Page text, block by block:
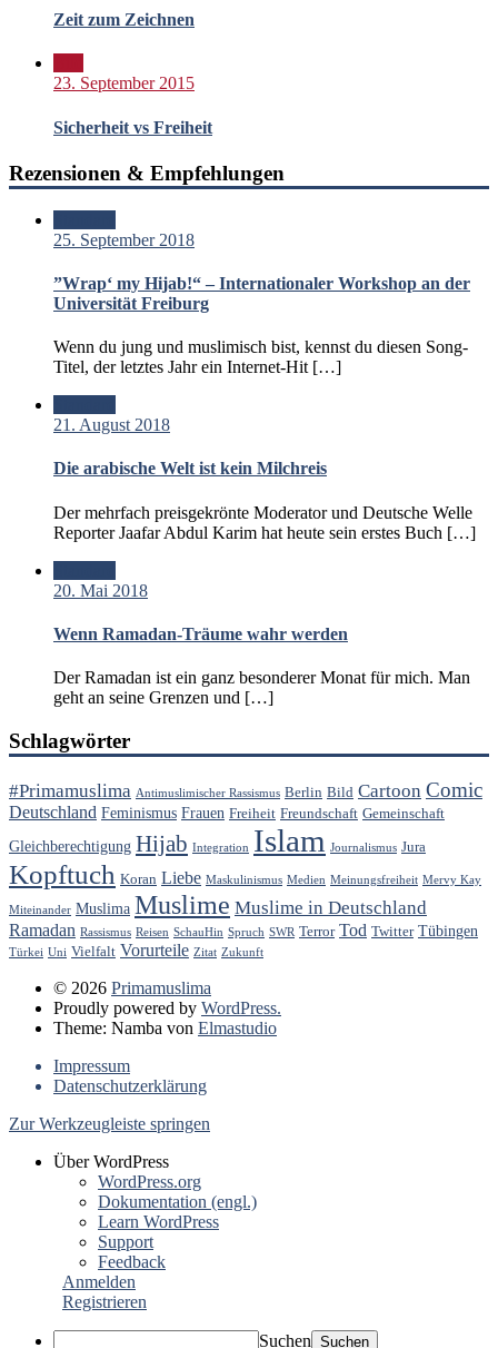
Zeit zum Zeichnen
23. September 2015
Sicherheit vs Freiheit
Rezensionen & Empfehlungen
25. September 2018
”Wrap‘ my Hijab!“ – Internationaler Workshop an der
Universität Freiburg
Wenn du jung und muslimisch bist, kennst du diesen Song-
Titel, der letztes Jahr ein Internet-Hit […]
21. August 2018
Die arabische Welt ist kein Milchreis
Der mehrfach preisgekrönte Moderator und Deutsche Welle
Reporter Jaafar Abdul Karim hat heute sein erstes Buch […]
20. Mai 2018
Wenn Ramadan-Träume wahr werden
Der Ramadan ist ein ganz besonderer Monat für mich. Man
geht an seine Grenzen und […]
Schlagwörter
#Primamuslima Antimuslimischer Rassismus Berlin Bild Cartoon Comic
Deutschland Feminismus Frauen Freiheit Freundschaft Gemeinschaft
Gleichberechtigung Hijab Integration Islam Journalismus Jura
Kopftuch Koran Liebe Maskulinismus Medien Meinungsfreiheit Mervy Kay
Miteinander Muslima Muslime Muslime in Deutschland
Ramadan Rassismus Reisen SchauHin Spruch SWR Terror Tod Twitter Tübingen
Türkei Uni Vielfalt Vorurteile Zitat Zukunft
© 2026 Primamuslima
Proudly powered by WordPress.
Theme: Namba von Elmastudio
Impressum
Datenschutzerklärung
Zur Werkzeugleiste springen
Über WordPress
WordPress.org
Dokumentation (engl.)
Learn WordPress
Support
Feedback
Anmelden
Registrieren
Suchen